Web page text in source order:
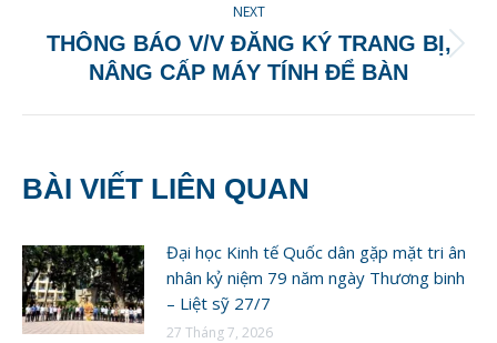
NEXT
Next
post:
THÔNG BÁO V/V ĐĂNG KÝ TRANG BỊ,
NÂNG CẤP MÁY TÍNH ĐỂ BÀN
BÀI VIẾT LIÊN QUAN
Đại học Kinh tế Quốc dân gặp mặt tri ân
nhân kỷ niệm 79 năm ngày Thương binh
– Liệt sỹ 27/7
27 Tháng 7, 2026